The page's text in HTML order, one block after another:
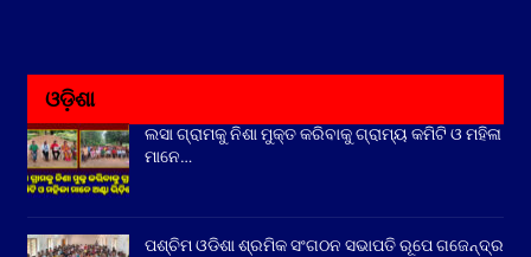
ଓଡ଼ିଶା
ଲସା ଗ୍ରାମକୁ ନିଶା ମୁକ୍ତ କରିବାକୁ ଗ୍ରାମ୍ୟ କମିଟି ଓ ମହିଳା
ମାନେ…
ପଶ୍ଚିମ ଓଡିଶା ଶ୍ରମିକ ସଂଗଠନ ସଭାପତି ରୂପେ ଗଜେନ୍ଦ୍ର